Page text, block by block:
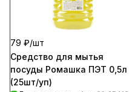
79 ₽/шт
Средство для мытья
посуды Ромашка ПЭТ 0,5л
(25шт/уп)